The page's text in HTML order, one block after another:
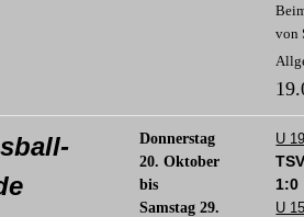
von
Donnerstag
20. Oktober
bis
Samstag 29.
U
1:0
U